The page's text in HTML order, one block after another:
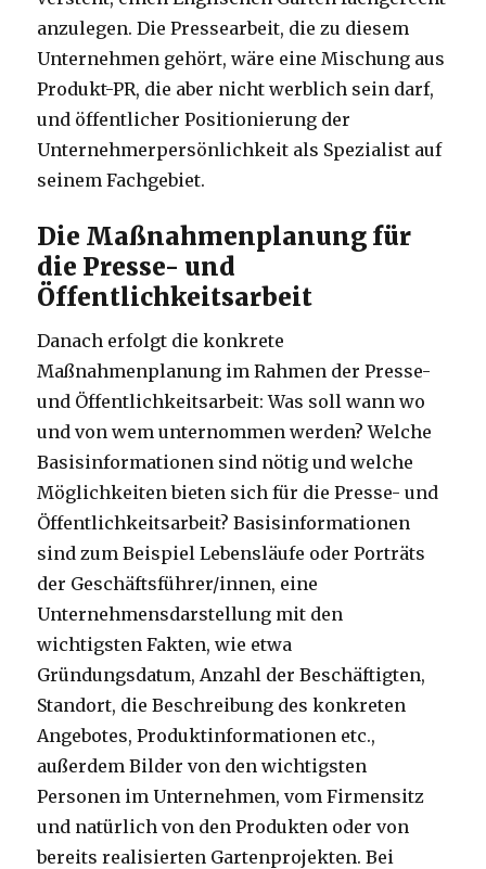
anzulegen. Die Pressearbeit, die zu diesem
Unternehmen gehört, wäre eine Mischung aus
Produkt-PR, die aber nicht werblich sein darf,
und öffentlicher Positionierung der
Unternehmerpersönlichkeit als Spezialist auf
seinem Fachgebiet.
Die Maßnahmenplanung für
die Presse- und
Öffentlichkeitsarbeit
Danach erfolgt die konkrete
Maßnahmenplanung im Rahmen der Presse-
und Öffentlichkeitsarbeit: Was soll wann wo
und von wem unternommen werden? Welche
Basisinformationen sind nötig und welche
Möglichkeiten bieten sich für die Presse- und
Öffentlichkeitsarbeit? Basisinformationen
sind zum Beispiel Lebensläufe oder Porträts
der Geschäftsführer/innen, eine
Unternehmensdarstellung mit den
wichtigsten Fakten, wie etwa
Gründungsdatum, Anzahl der Beschäftigten,
Standort, die Beschreibung des konkreten
Angebotes, Produktinformationen etc.,
außerdem Bilder von den wichtigsten
Personen im Unternehmen, vom Firmensitz
und natürlich von den Produkten oder von
bereits realisierten Gartenprojekten. Bei